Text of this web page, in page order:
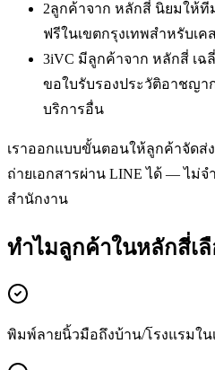
2ลูกค้าจาก หลักสี่ นิยมให้ที
ฟรีในเขตกรุงเทพสำหรับเค
3iVC มีลูกค้าจาก หลักสี่ เฉ
ขอใบรับรองประวัติอาชญาก
บริการอื่น
เราออกแบบขั้นตอนให้ลูกค้าจัดส่
ถ่ายเอกสารผ่าน LINE ได้ — ไม่จ
สำนักงาน
ทำไมลูกค้าในหลักสี่เ
พิมพ์ลายนิ้วมือถึงบ้าน/โรงแรมใน